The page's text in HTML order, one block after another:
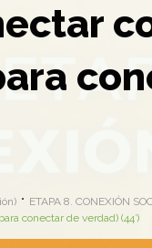
ETAPA 8. CONEXIÓN
conectar de verdad) (44′)